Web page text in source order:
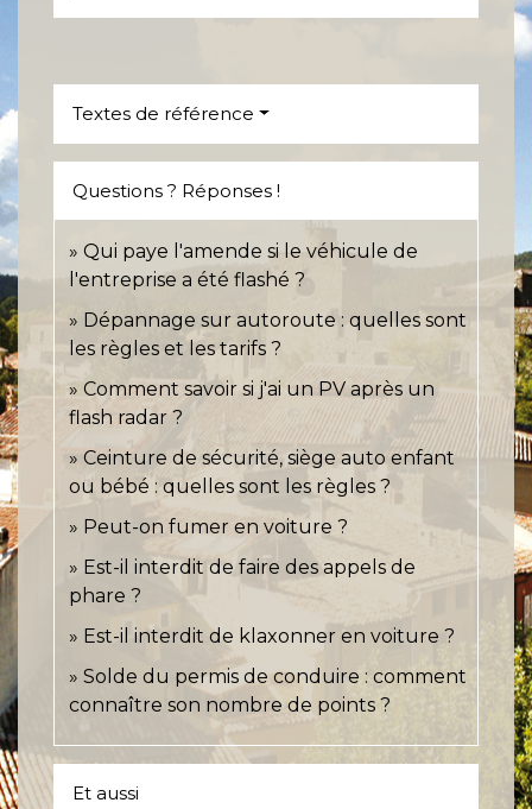
Textes de référence
Questions ? Réponses !
Qui paye l'amende si le véhicule de
l'entreprise a été flashé ?
Dépannage sur autoroute : quelles sont
les règles et les tarifs ?
Comment savoir si j'ai un PV après un
flash radar ?
Ceinture de sécurité, siège auto enfant
ou bébé : quelles sont les règles ?
Peut-on fumer en voiture ?
Est-il interdit de faire des appels de
phare ?
Est-il interdit de klaxonner en voiture ?
Solde du permis de conduire : comment
connaître son nombre de points ?
Et aussi